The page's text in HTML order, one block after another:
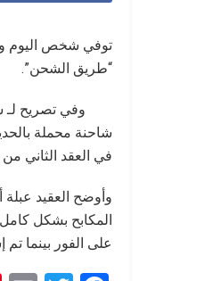
توفي شخص اليوم
“طريق الشحن”.
وفي تصريح لـ
شاحنة محملة
في العقد الثاني
وأوضح العقيد
المكابح بشكل
على الفور بينما